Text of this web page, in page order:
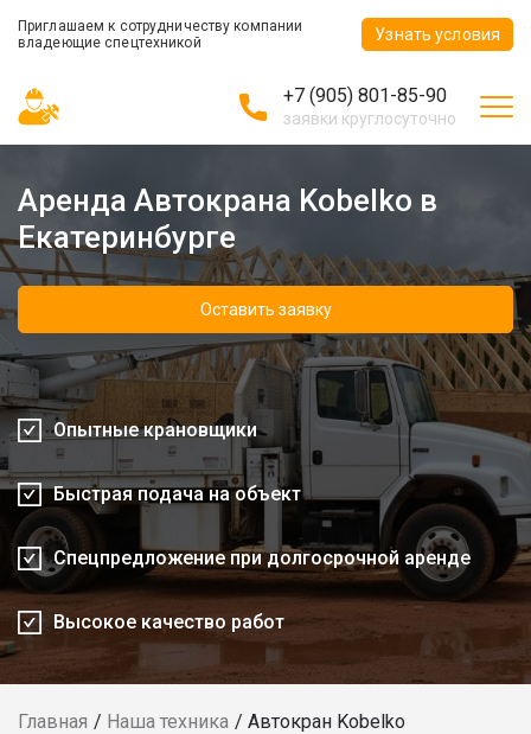
Приглашаем к сотрудничеству компании
владеющие спецтехникой
Узнать условия
+7 (905) 801-85-90
заявки круглосуточно
Аренда Автокрана Kobelko в
Екатеринбурге
Оставить заявку
Опытные крановщики
Быстрая подача на объект
Спецпредложение при долгосрочной аренде
Высокое качество работ
Главная Наша техника Автокран Kobelko